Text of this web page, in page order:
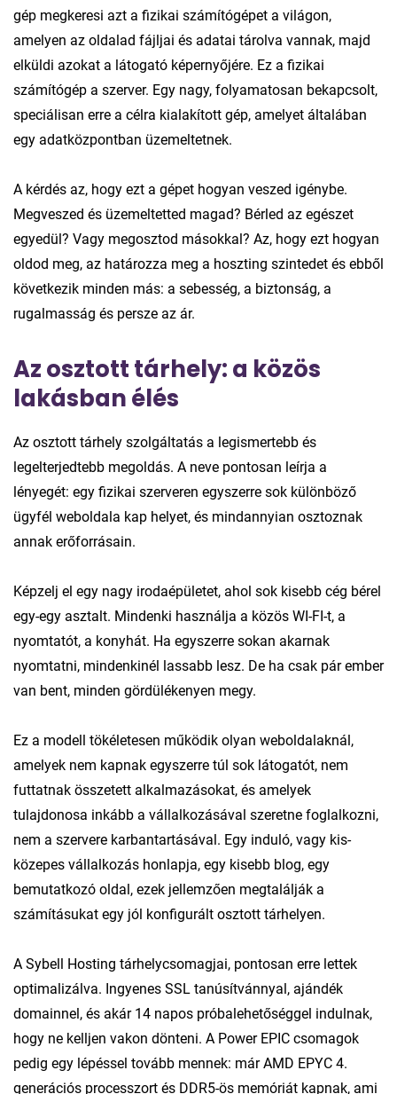
gép megkeresi azt a fizikai számítógépet a világon,
amelyen az oldalad fájljai és adatai tárolva vannak, majd
elküldi azokat a látogató képernyőjére. Ez a fizikai
számítógép a szerver. Egy nagy, folyamatosan bekapcsolt,
speciálisan erre a célra kialakított gép, amelyet általában
egy adatközpontban üzemeltetnek.
A kérdés az, hogy ezt a gépet hogyan veszed igénybe.
Megveszed és üzemeltetted magad? Bérled az egészet
egyedül? Vagy megosztod másokkal? Az, hogy ezt hogyan
oldod meg, az határozza meg a hoszting szintedet és ebből
következik minden más: a sebesség, a biztonság, a
rugalmasság és persze az ár.
Az osztott tárhely: a közös
lakásban élés
Az osztott tárhely szolgáltatás a legismertebb és
legelterjedtebb megoldás. A neve pontosan leírja a
lényegét: egy fizikai szerveren egyszerre sok különböző
ügyfél weboldala kap helyet, és mindannyian osztoznak
annak erőforrásain.
Képzelj el egy nagy irodaépületet, ahol sok kisebb cég bérel
egy-egy asztalt. Mindenki használja a közös WI-FI-t, a
nyomtatót, a konyhát. Ha egyszerre sokan akarnak
nyomtatni, mindenkinél lassabb lesz. De ha csak pár ember
van bent, minden gördülékenyen megy.
Ez a modell tökéletesen működik olyan weboldalaknál,
amelyek nem kapnak egyszerre túl sok látogatót, nem
futtatnak összetett alkalmazásokat, és amelyek
tulajdonosa inkább a vállalkozásával szeretne foglalkozni,
nem a szervere karbantartásával. Egy induló, vagy kis-
közepes vállalkozás honlapja, egy kisebb blog, egy
bemutatkozó oldal, ezek jellemzően megtalálják a
számításukat egy jól konfigurált osztott tárhelyen.
A Sybell Hosting tárhelycsomagjai, pontosan erre lettek
optimalizálva. Ingyenes SSL tanúsítvánnyal, ajándék
domainnel, és akár 14 napos próbalehetőséggel indulnak,
hogy ne kelljen vakon dönteni. A Power EPIC csomagok
pedig egy lépéssel tovább mennek: már AMD EPYC 4.
generációs processzort és DDR5-ös memóriát kapnak, ami